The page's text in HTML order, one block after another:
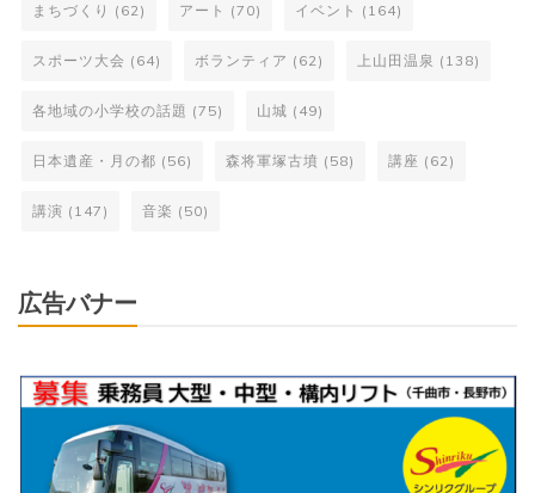
まちづくり (62) アート (70) イベント (164)
スポーツ大会 (64) ボランティア (62) 上山田温泉 (138)
各地域の小学校の話題 (75) 山城 (49)
日本遺産・月の都 (56) 森将軍塚古墳 (58) 講座 (62)
講演 (147) 音楽 (50)
広告バナー